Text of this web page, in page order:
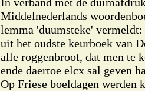
Middelnederlands
lemma 'duumsteke'
uit het oudste keurboek van
alle roggenbroot, dat men te
ende daertoe elcx sal geven
Op Friese boeldagen werden